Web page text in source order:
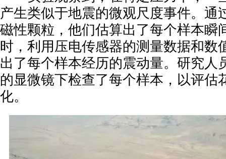
产生类似于地震的微观尺度事件。通
磁性颗粒，他们估算出了每个样本瞬
时，利用压电传感器的测量数据和数
出了每个样本经历的震动量。研究人
的显微镜下检查了每个样本，以评估
化。